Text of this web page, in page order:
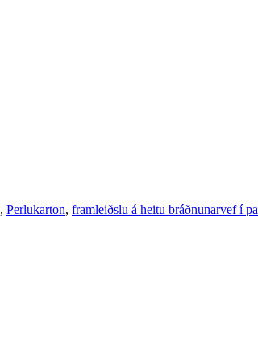
, Perlukarton, framleiðslu á heitu bráðnunarvef í pa